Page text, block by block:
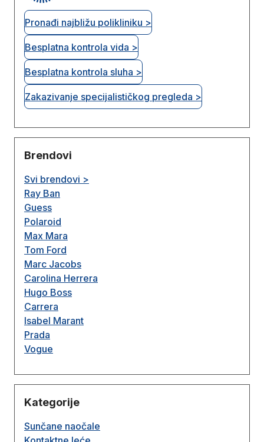
Pronađi najbližu polikliniku >
Besplatna kontrola vida >
Besplatna kontrola sluha >
Zakazivanje specijalističkog pregleda >
Brendovi
Svi brendovi >
Ray Ban
Guess
Polaroid
Max Mara
Tom Ford
Marc Jacobs
Carolina Herrera
Hugo Boss
Carrera
Isabel Marant
Prada
Vogue
Kategorije
Sunčane naočale